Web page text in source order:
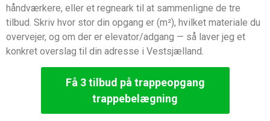
håndværkere, eller et regneark til at sammenligne de tre
tilbud. Skriv hvor stor din opgang er (m²), hvilket materiale du
overvejer, og om der er elevator/adgang — så laver jeg et
konkret overslag til din adresse i Vestsjælland.
Få 3 tilbud på trappeopgang
trappebelægning